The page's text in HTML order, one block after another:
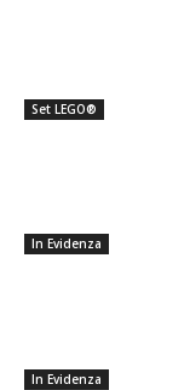
Set LEGO®
In Evidenza
In Evidenza